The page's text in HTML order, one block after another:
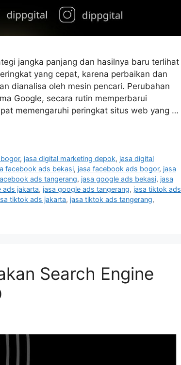
jangka panjang dan hasilnya baru terlihat
yang cepat, karena perbaikan dan
dianalisa oleh mesin pencari. Perubahan
Google, secara rutin memperbarui
memengaruhi peringkat situs web yang …
, jasa digital marketing depok, jasa digital
facebook ads bekasi, jasa facebook ads bogor, jasa
ads tangerang, jasa google ads bekasi, jasa
ads jakarta, jasa google ads tangerang, jasa tiktok ads
tiktok ads jakarta, jasa tiktok ads tangerang,
Search Engine